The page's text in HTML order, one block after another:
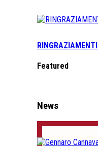
RINGRAZIAMENTI
Featured
News